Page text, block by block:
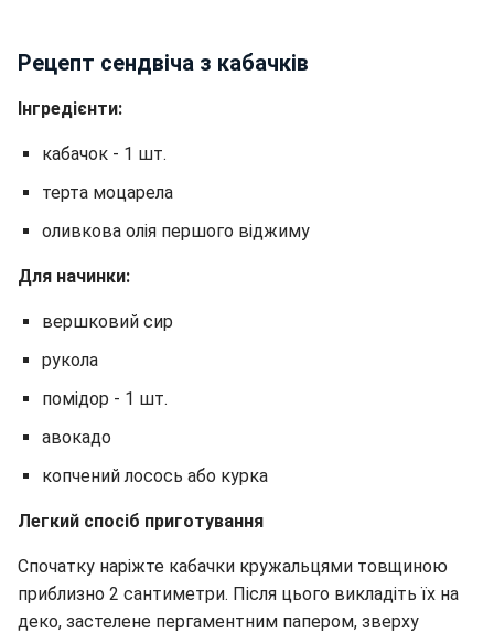
Рецепт сендвіча з кабачків
Інгредієнти:
кабачок - 1 шт.
терта моцарела
оливкова олія першого віджиму
Для начинки:
вершковий сир
рукола
помідор - 1 шт.
авокадо
копчений лосось або курка
Легкий спосіб приготування
Спочатку наріжте кабачки кружальцями товщиною
приблизно 2 сантиметри. Після цього викладіть їх на
деко, застелене пергаментним папером, зверху